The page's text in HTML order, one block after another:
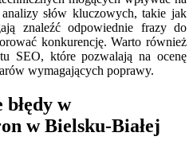
słów kluczowych, takie jak
znaleźć odpowiednie frazy do
konkurencję. Warto również
SEO, które pozwalają na ocenę
wymagających poprawy.
błędy w
w Bielsku-Białej